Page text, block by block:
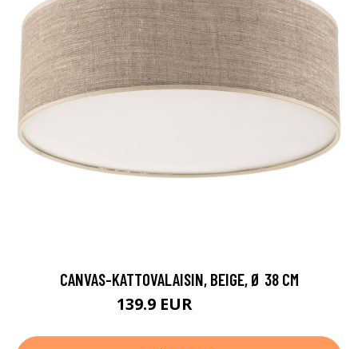
CANVAS-KATTOVALAISIN, BEIGE, Ø 38 CM
139.9 EUR